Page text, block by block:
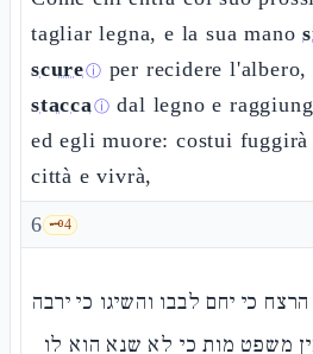
tagliar legna, e la sua mano
scureⓘ per recidere l'albero,
staccaⓘ dal legno e
ed egli muore: costui fuggirà
città e vivrà,
6 🗝️4
כי יחם לבבו והשיגו כי ירבה
משפט מות כי לא שנא הוא לו